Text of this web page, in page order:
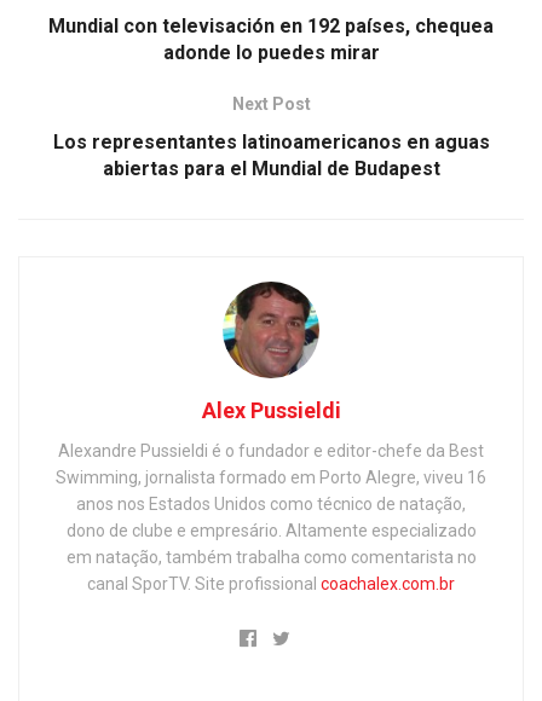
Mundial con televisación en 192 países, chequea
adonde lo puedes mirar
Next Post
Los representantes latinoamericanos en aguas
abiertas para el Mundial de Budapest
Alex Pussieldi
Alexandre Pussieldi é o fundador e editor-chefe da Best
Swimming, jornalista formado em Porto Alegre, viveu 16
anos nos Estados Unidos como técnico de natação,
dono de clube e empresário. Altamente especializado
em natação, também trabalha como comentarista no
canal SporTV. Site profissional coachalex.com.br